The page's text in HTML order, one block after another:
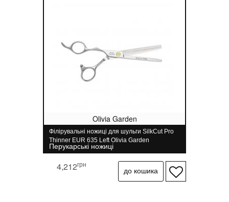
Olivia Garden
Філірувальні ножиці для шульги SilkCut Pro
Thinner EUR 635 Left Olivia Garden
Перукарські ножиці
4,212грн